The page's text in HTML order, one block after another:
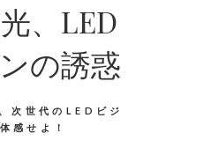
、LED
の誘惑
次世代のLEDビジ
感せよ！